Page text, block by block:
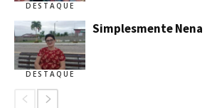
DESTAQUE
DESTAQUE
Simplesmente Nena